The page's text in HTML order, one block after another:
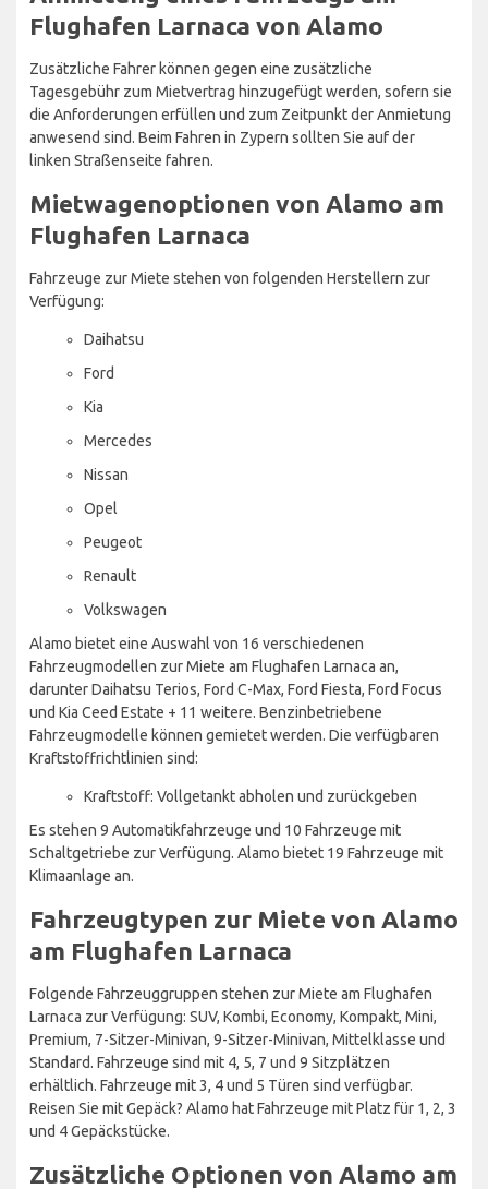
Flughafen Larnaca von Alamo
Zusätzliche Fahrer können gegen eine zusätzliche
Tagesgebühr zum Mietvertrag hinzugefügt werden, sofern sie
die Anforderungen erfüllen und zum Zeitpunkt der Anmietung
anwesend sind. Beim Fahren in Zypern sollten Sie auf der
linken Straßenseite fahren.
Mietwagenoptionen von Alamo am
Flughafen Larnaca
Fahrzeuge zur Miete stehen von folgenden Herstellern zur
Verfügung:
Daihatsu
Ford
Kia
Mercedes
Nissan
Opel
Peugeot
Renault
Volkswagen
Alamo bietet eine Auswahl von 16 verschiedenen
Fahrzeugmodellen zur Miete am Flughafen Larnaca an,
darunter Daihatsu Terios, Ford C-Max, Ford Fiesta, Ford Focus
und Kia Ceed Estate + 11 weitere. Benzinbetriebene
Fahrzeugmodelle können gemietet werden. Die verfügbaren
Kraftstoffrichtlinien sind:
Kraftstoff: Vollgetankt abholen und zurückgeben
Es stehen 9 Automatikfahrzeuge und 10 Fahrzeuge mit
Schaltgetriebe zur Verfügung. Alamo bietet 19 Fahrzeuge mit
Klimaanlage an.
Fahrzeugtypen zur Miete von Alamo
am Flughafen Larnaca
Folgende Fahrzeuggruppen stehen zur Miete am Flughafen
Larnaca zur Verfügung: SUV, Kombi, Economy, Kompakt, Mini,
Premium, 7-Sitzer-Minivan, 9-Sitzer-Minivan, Mittelklasse und
Standard. Fahrzeuge sind mit 4, 5, 7 und 9 Sitzplätzen
erhältlich. Fahrzeuge mit 3, 4 und 5 Türen sind verfügbar.
Reisen Sie mit Gepäck? Alamo hat Fahrzeuge mit Platz für 1, 2, 3
und 4 Gepäckstücke.
Zusätzliche Optionen von Alamo am